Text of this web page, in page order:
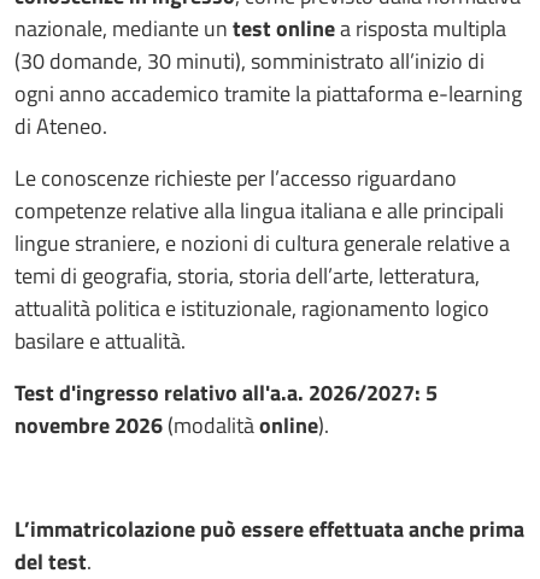
nazionale, mediante untest onlinea risposta multipla
(30 domande, 30 minuti), somministrato all’inizio di
ogni anno accademico tramite la piattaforma e-learning
di Ateneo.
Le conoscenze richieste per l’accesso riguardano
competenze relative alla lingua italiana e alle principali
lingue straniere, e nozioni di cultura generale relative a
temi di geografia, storia, storia dell’arte, letteratura,
attualità politica e istituzionale, ragionamento logico
basilare e attualità.
Test d'ingresso relativo all'a.a. 2026/2027: 5
novembre 2026(modalitàonline).
L’immatricolazione può essere effettuata anche prima
del test.